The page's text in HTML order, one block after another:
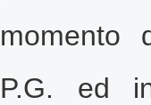
momento
P.G. ed